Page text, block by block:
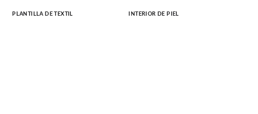
PLANTILLA DE TEXTIL INTERIOR DE PIEL